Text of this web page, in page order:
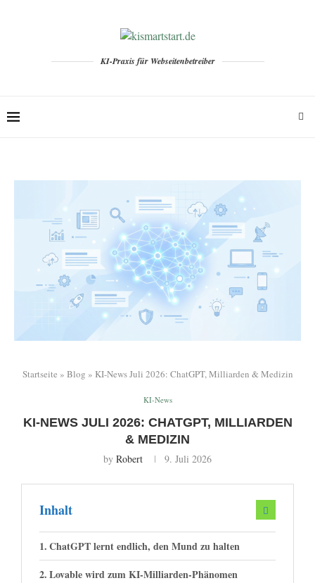
KI-Praxis für Webseitenbetreiber
Startseite » Blog » KI-News Juli 2026: ChatGPT, Milliarden & Medizin
KI-News
KI-NEWS JULI 2026: CHATGPT, MILLIARDEN
& MEDIZIN
by Robert 9. Juli 2026
Inhalt
ChatGPT lernt endlich, den Mund zu halten
Lovable wird zum KI-Milliarden-Phänomen